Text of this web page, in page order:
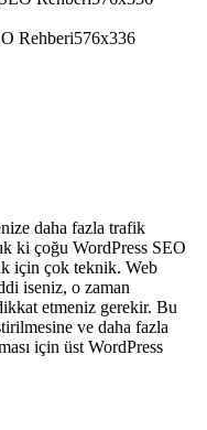
Rehberi576x336
daha fazla trafik
ki çoğu WordPress SEO
için çok teknik. Web
iseniz, o zaman
etmeniz gerekir. Bu
ve daha fazla
için üst WordPress